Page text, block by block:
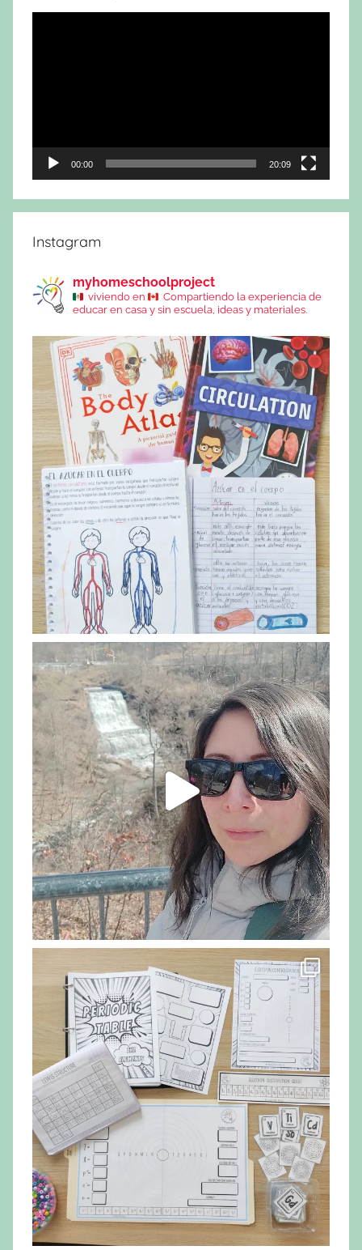
00:00 20:09
Instagram
myhomeschoolproject
viviendo en
Compartiendo la experiencia de
educar en casa y sin escuela, ideas y materiales.